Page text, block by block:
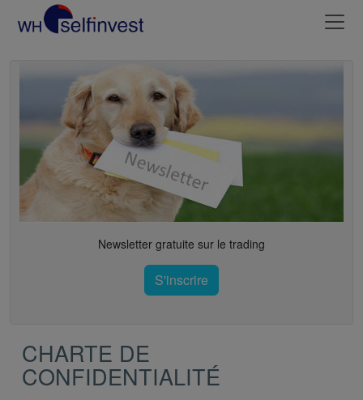
Newsletter gratuite sur le trading
S'inscrire
CHARTE DE
CONFIDENTIALITÉ